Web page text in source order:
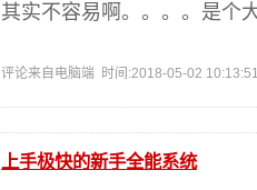
其实不容易啊。。。。是个
评论来自电脑端 时间:2018-05-02 10:13:51
上手极快的新手全能系统